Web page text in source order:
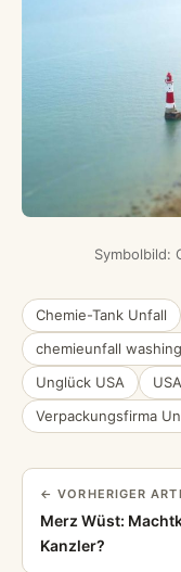
Symbolbild:
Chemie-Tank Unfall
chemieunfall
Unglück USA
Verpackungsfirma
← VORHERIGER
Merz Wüst:
Kanzler?